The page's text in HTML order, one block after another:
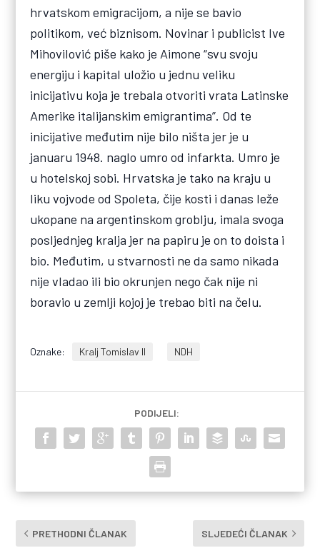
hrvatskom emigracijom, a nije se bavio
politikom, već biznisom. Novinar i publicist Ive
Mihovilović piše kako je Aimone “svu svoju
energiju i kapital uložio u jednu veliku
inicijativu koja je trebala otvoriti vrata Latinske
Amerike italijanskim emigrantima”. Od te
inicijative međutim nije bilo ništa jer je u
januaru 1948. naglo umro od infarkta. Umro je
u hotelskoj sobi. Hrvatska je tako na kraju u
liku vojvode od Spoleta, čije kosti i danas leže
ukopane na argentinskom groblju, imala svoga
posljednjeg kralja jer na papiru je on to doista i
bio. Međutim, u stvarnosti ne da samo nikada
nije vladao ili bio okrunjen nego čak nije ni
boravio u zemlji kojoj je trebao biti na čelu.
Oznake: Kralj Tomislav II NDH
PODIJELI:
PRETHODNI ČLANAK SLJEDEĆI ČLANAK